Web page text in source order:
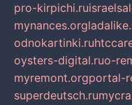
pro-kirpichi.ru
mynances.org
odnokartinki.ru
oysters-digital.ruo-
myremont.orgportal-
superdeutsch.ru